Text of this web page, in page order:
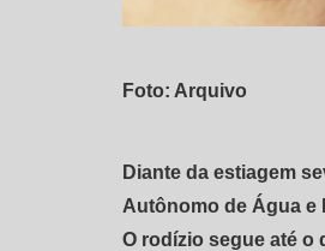
Foto: Arquivo
Diante da estiagem
Autônomo de Água e
O rodízio segue até o